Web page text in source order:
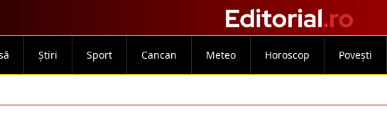
Știri Sport Cancan Meteo Horoscop Povești